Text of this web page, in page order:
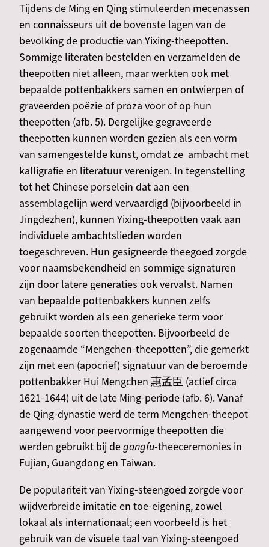
Tijdens de Ming en Qing stimuleerden mecenassen
en connaisseurs uit de bovenste lagen van de
bevolking de productie van Yixing-theepotten.
Sommige literaten bestelden en verzamelden de
theepotten niet alleen, maar werkten ook met
bepaalde pottenbakkers samen en ontwierpen of
graveerden poëzie of proza voor of op hun
theepotten (afb. 5). Dergelijke gegraveerde
theepotten kunnen worden gezien als een vorm
van samengestelde kunst, omdat ze ambacht met
kalligrafie en literatuur verenigen. In tegenstelling
tot het Chinese porselein dat aan een
assemblagelijn werd vervaardigd (bijvoorbeeld in
Jingdezhen), kunnen Yixing-theepotten vaak aan
individuele ambachtslieden worden
toegeschreven. Hun gesigneerde theegoed zorgde
voor naamsbekendheid en sommige signaturen
zijn door latere generaties ook vervalst. Namen
van bepaalde pottenbakkers kunnen zelfs
gebruikt worden als een generieke term voor
bepaalde soorten theepotten. Bijvoorbeeld de
zogenaamde “Mengchen-theepotten”, die gemerkt
zijn met een (apocrief) signatuur van de beroemde
pottenbakker Hui Mengchen 惠孟臣 (actief circa
1621-1644) uit de late Ming-periode (afb. 6). Vanaf
de Qing-dynastie werd de term Mengchen-theepot
aangewend voor peervormige theepotten die
werden gebruikt bij degongfu-theeceremonies in
Fujian, Guangdong en Taiwan.
De populariteit van Yixing-steengoed zorgde voor
wijdverbreide imitatie en toe-eigening, zowel
lokaal als internationaal; een voorbeeld is het
gebruik van de visuele taal van Yixing-steengoed